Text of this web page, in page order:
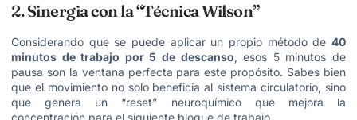
2. Sinergia con la “Técnica Wilson”
Considerando que se puede aplicar un propio método de 40
minutos de trabajo por 5 de descanso, esos 5 minutos de
pausa son la ventana perfecta para este propósito. Sabes bien
que el movimiento no solo beneficia al sistema circulatorio, sino
que genera un “reset” neuroquímico que mejora la